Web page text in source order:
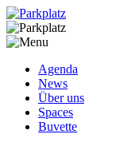
Agenda
News
Über uns
Spaces
Buvette